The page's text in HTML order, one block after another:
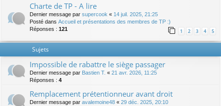
Charte de TP - A lire
Dernier message par supercook « 14 juil. 2025, 21:25
Posté dans Accueil et présentations des membres de TP :)
Réponses : 121 1 2 3 4 5
Sujets
Impossible de rabattre le siège passager
Dernier message par Bastien T. « 21 avr. 2026, 11:25
Réponses : 4
Remplacement prétentionneur avant droit
Dernier message par avalemoine48 « 29 déc. 2025, 20:10